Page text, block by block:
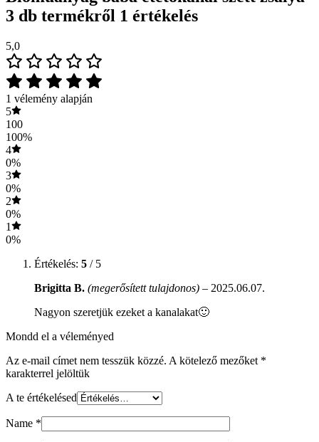
3 db termékről 1 értékelés
5,0
1 vélemény alapján
5
100
100%
4
0%
3
0%
2
0%
1
0%
Értékelés: 5 / 5
Brigitta B. (megerősített tulajdonos) – 2025.06.07.
Nagyon szeretjük ezeket a kanalakat🙂
Mondd el a véleményed
Az e-mail címet nem tesszük közzé. A kötelező mezőket *
karakterrel jelöltük
A te értékelésed
Name *